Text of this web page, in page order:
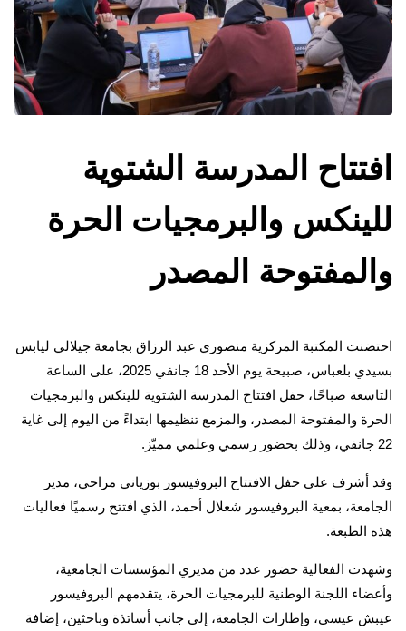
افتتاح المدرسة الشتوية
للينكس والبرمجيات الحرة
والمفتوحة المصدر
احتضنت المكتبة المركزية منصوري عبد الرزاق بجامعة جيلالي ليابس
بسيدي بلعباس، صبيحة يوم الأحد 18 جانفي 2025، على الساعة
التاسعة صباحًا، حفل افتتاح المدرسة الشتوية للينكس والبرمجيات
الحرة والمفتوحة المصدر، والمزمع تنظيمها ابتداءً من اليوم إلى غاية
22 جانفي، وذلك بحضور رسمي وعلمي مميّز.
وقد أشرف على حفل الافتتاح البروفيسور بوزياني مراحي، مدير
الجامعة، بمعية البروفيسور شعلال أحمد، الذي افتتح رسميًا فعاليات
هذه الطبعة.
وشهدت الفعالية حضور عدد من مديري المؤسسات الجامعية،
وأعضاء اللجنة الوطنية للبرمجيات الحرة، يتقدمهم البروفيسور
عيبش عيسى، وإطارات الجامعة، إلى جانب أساتذة وباحثين، إضافة